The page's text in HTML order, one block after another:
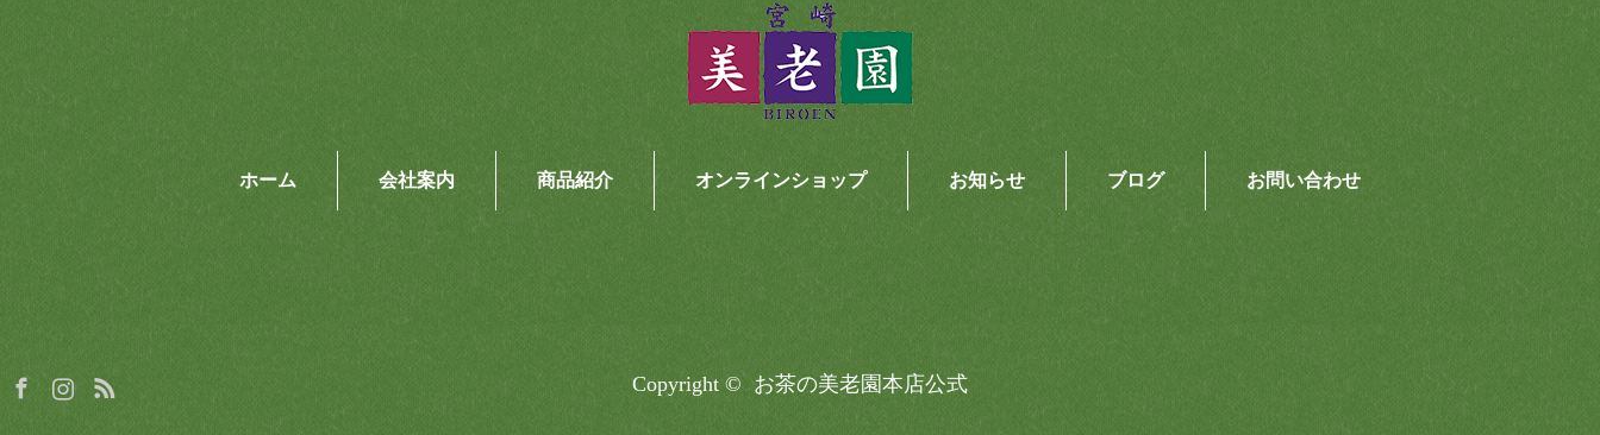
ホーム 会社案内 商品紹介 オンラインショップ お知らせ ブログ お問い合わせ
FacebookInstagram
RSS Copyright ©お茶の美老園本店公式